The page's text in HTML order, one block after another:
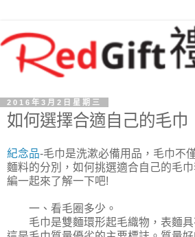
2016年3月2日星期三
如何選擇合適自己的毛巾
紀念品-毛巾是洗漱必備用品，毛巾不
麵料的分別，如何挑選適合自己的毛
編一起來了解一下吧!
一、看毛圈多少。
毛巾是雙麵環形起毛織物，表麵具